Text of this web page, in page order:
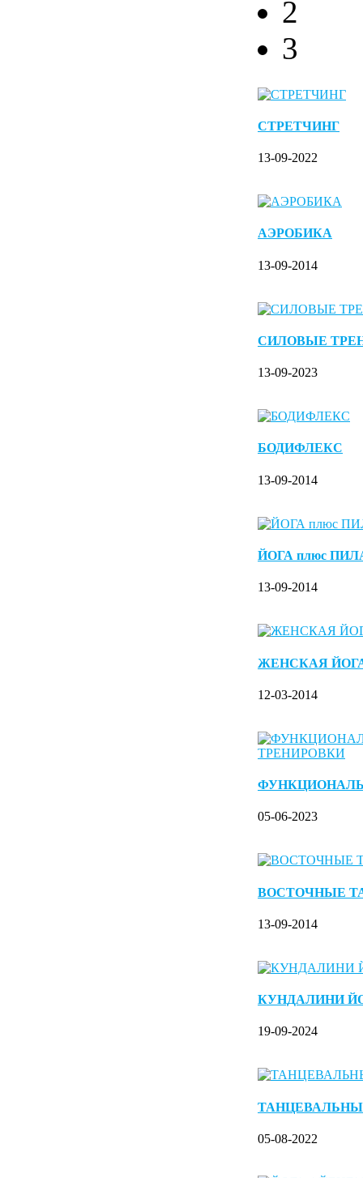
2
3
СТРЕТЧИНГ
13-09-2022
АЭРОБИКА
13-09-2014
СИЛОВЫЕ
13-09-2023
БОДИФЛЕКС
13-09-2014
ЙОГА плюс
13-09-2014
ЖЕНСКАЯ
12-03-2014
05-06-2023
ВОСТОЧНЫЕ
13-09-2014
КУНДАЛИНИ
19-09-2024
05-08-2022